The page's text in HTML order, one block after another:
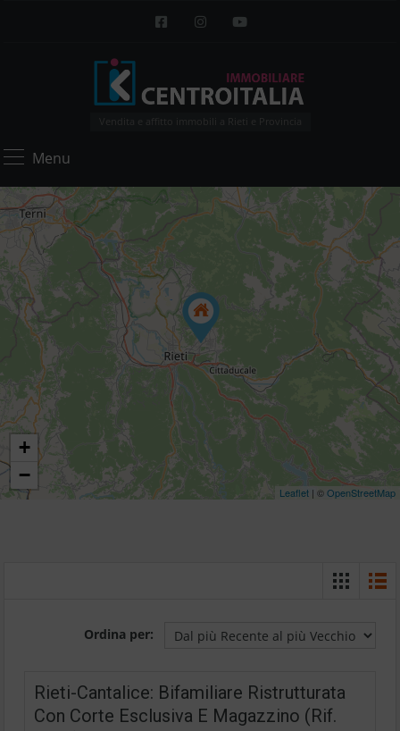
Vendita e affitto immobili a Rieti e Provincia
Menu
+
−
Leaflet | ©OpenStreetMap
Ordina per:
Rieti-Cantalice: Bifamiliare Ristrutturata
Con Corte Esclusiva E Magazzino (Rif.